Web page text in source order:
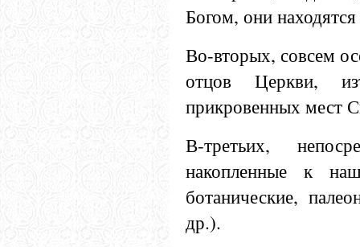
Богом, они
Во-вторых, совсем
отцов Церкви,
прикровенных мест
В-третьих,
накопленные к
ботанические,
др.).